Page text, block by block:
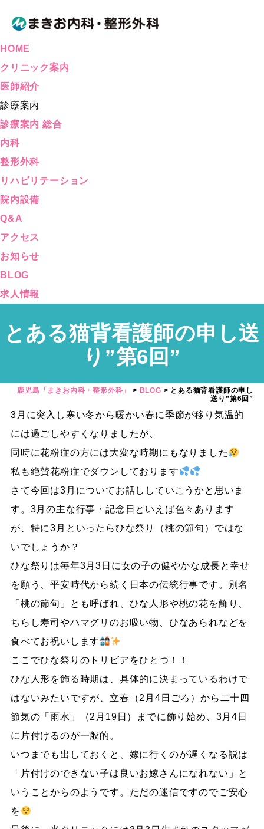
HOME
クリニック案内
医師紹介
診療案内
診療案内 総合
内科
整形外科
リハビリテーション
院内設備
Q&A
アクセス
お知らせ
BLOG
求人情報
とある猫背看護師の申し送
り”第6回”
鹿児島「まきお内科・整形外科」 > BLOG > とある猫背看護師の申し
送り”第6回”
3月に突入し寒い冬から暖かい春に季節が移り気温的
には過ごしやすくなりましたが、
同時に花粉症の方には大変な時期にもなりました
私も絶賛花粉症でダウンしております
さて今回は3月についてお話ししていこうかと思いま
す。3月の主な行事・記念日といえば色々あります
が、特に3月といったらひな祭り（桃の節句）ではな
いでしょうか？
ひな祭りは毎年3月3日に女の子の健やかな成長と幸せ
を願う、平安時代から続く日本の伝統行事です。別名
「桃の節句」とも呼ばれ、ひな人形や桃の花を飾り、
ちらし寿司やハマグリのお吸い物、ひなあられなどを
食べてお祝いします
ここでひな祭りのトリビアをひとつ！！
ひな人形を飾る時期は、具体的に決まっているわけで
はないみたいですが、立春（2月4日ごろ）から二十四
節気の「雨水」（2月19日）までに飾り始め、3月4日
に片付けるのが一般的。
いつまでも出しておくと、嫁に行くのが遅くなる説は
「片付けのできない子は良いお嫁さんになれない」と
いうことからのようです。ただの迷信ですのでご安心
を